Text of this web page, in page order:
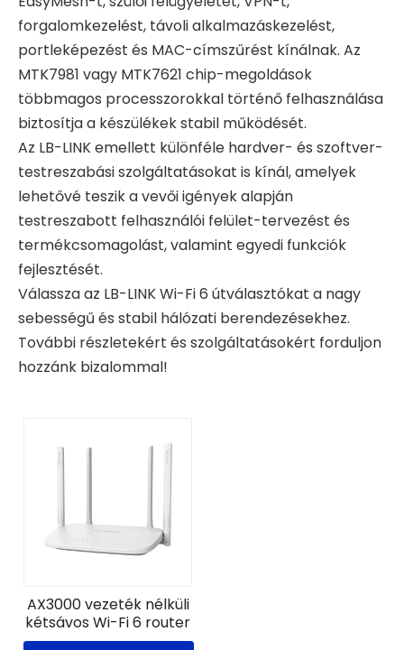
forgalomkezelést, távoli alkalmazáskezelést,
portleképezést és MAC-címszűrést kínálnak. Az
MTK7981 vagy MTK7621 chip-megoldások
többmagos processzorokkal történő felhasználása
biztosítja a készülékek stabil működését.
Az LB-LINK emellett különféle hardver- és szoftver-
testreszabási szolgáltatásokat is kínál, amelyek
lehetővé teszik a vevői igények alapján
testreszabott felhasználói felület-tervezést és
termékcsomagolást, valamint egyedi funkciók
fejlesztését.
Válassza az LB-LINK Wi-Fi 6 útválasztókat a nagy
sebességű és stabil hálózati berendezésekhez.
További részletekért és szolgáltatásokért forduljon
hozzánk bizalommal!
AX3000 vezeték nélküli
kétsávos Wi-Fi 6 router